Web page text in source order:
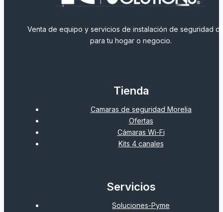
Venta de equipo y servicios de instalación de seguridad
para tu hogar o negocio.
Tienda
Camaras de seguridad Morelia
Ofertas
Cámaras Wi-Fi
Kits 4 canales
Servicios
Soluciones-Pyme